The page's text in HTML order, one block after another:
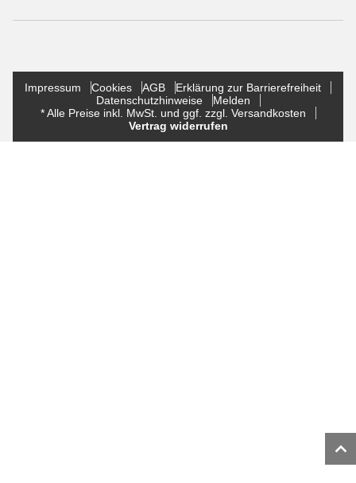
Impressum Cookies AGB
Erklärung zur Barrierefreiheit
Datenschutzhinweise
Melden
* Alle Preise inkl. MwSt. und ggf. zzgl. Versandkosten
Vertrag widerrufen